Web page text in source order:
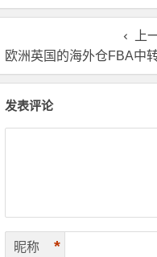
有哪些核心服务？
上
欧洲英国的海外仓FBA中转
发表评论
昵称 *